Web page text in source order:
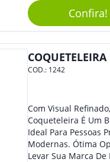
Sua Empresa Em
Reuniões
Mesmo Para
Colaboradores E
Sua Empresa.
Confira!
COQUETELEIRA
COD.: 1242
Com Visual
Coqueteleira É Um
Ideal Para Pessoas
Modernas. Ótima
Levar Sua Marca De